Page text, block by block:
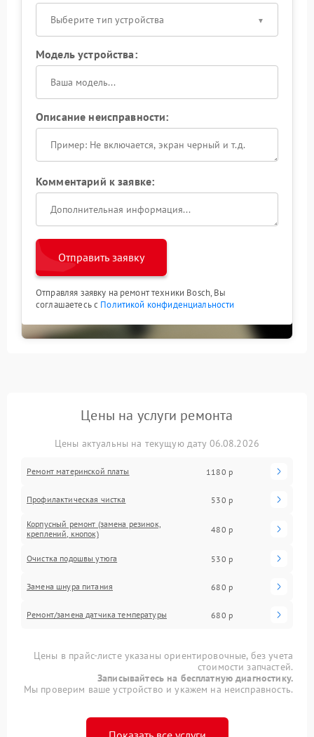
Выберите тип устройства
Модель устройства:
Описание неисправности:
Комментарий к заявке:
Отправить заявку
Отправляя заявку на ремонт техники Bosch, Вы
соглашаетесь с Политикой конфиденциальности
Цены на услуги ремонта
Цены актуальны на текущую дату 06.08.2026
Ремонт материнской платы 1180 р
Профилактическая чистка 530 р
Корпусный ремонт (замена резинок,
креплений, кнопок)
480 р
Очистка подошвы утюга 530 р
Замена шнура питания 680 р
Ремонт/замена датчика температуры 680 р
Цены в прайс-листе указаны ориентировочные, без учета
стоимости запчастей.
Записывайтесь на бесплатную диагностику.
Мы проверим ваше устройство и укажем на неисправность.